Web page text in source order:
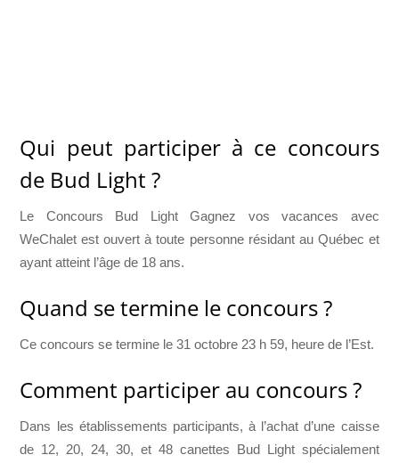
Qui peut participer à ce concours
de Bud Light ?
Le Concours Bud Light Gagnez vos vacances avec
WeChalet est ouvert à toute personne résidant au Québec et
ayant atteint l’âge de 18 ans.
Quand se termine le concours ?
Ce concours se termine le 31 octobre 23 h 59, heure de l’Est.
Comment participer au concours ?
Dans les établissements participants, à l’achat d’une caisse
de 12, 20, 24, 30, et 48 canettes Bud Light spécialement